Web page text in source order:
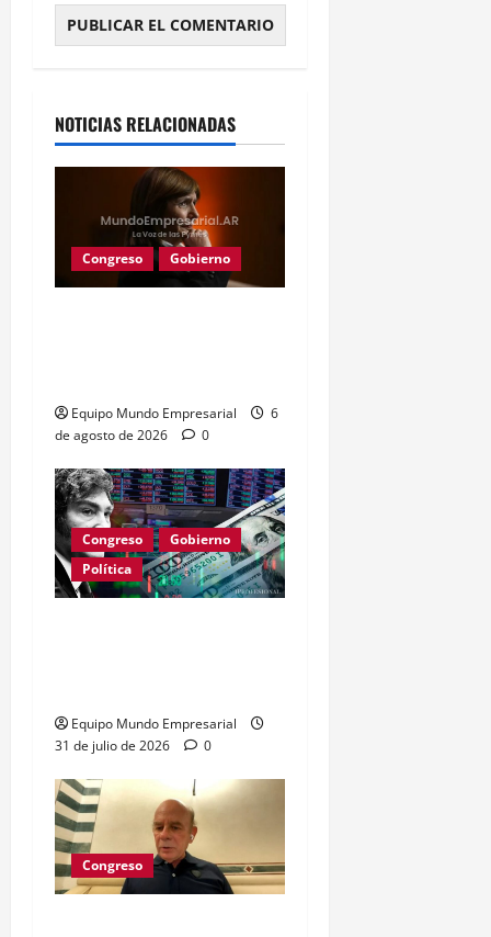
NOTICIAS RELACIONADAS
Congreso Gobierno
Equipo Mundo Empresarial
6
de agosto de 2026
0
Congreso
Gobierno
Política
Equipo Mundo Empresarial
31 de julio de 2026
0
Congreso